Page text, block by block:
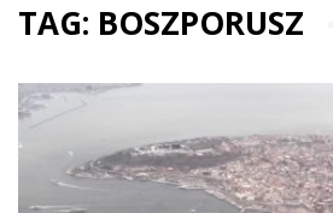
TAG: BOSZPORUSZ